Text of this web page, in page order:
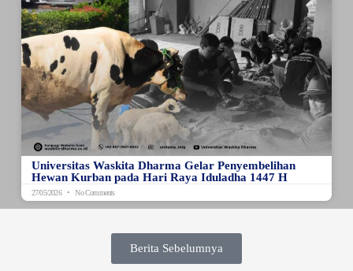
Universitas Waskita Dharma Gelar Penyembelihan
Hewan Kurban pada Hari Raya Iduladha 1447 H
27/05/2026 No Comments
Berita Sebelumnya